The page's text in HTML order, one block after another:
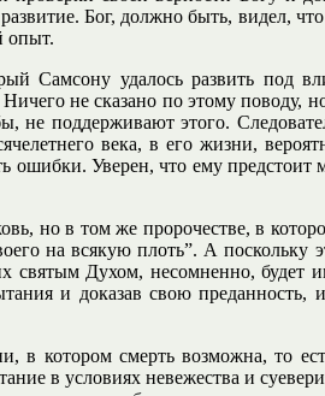
Бог, должно быть,
опыт.
Самсону удалось развить под
Ничего не сказано по этому
не поддерживают этого.
века, в его жизни,
Уверен, что ему предстоит
но в том же пророчестве, в
на всякую плоть”. А
святым Духом, несомненно,
и доказав свою преданность,
в котором смерть возможна, то
в условиях невежества и